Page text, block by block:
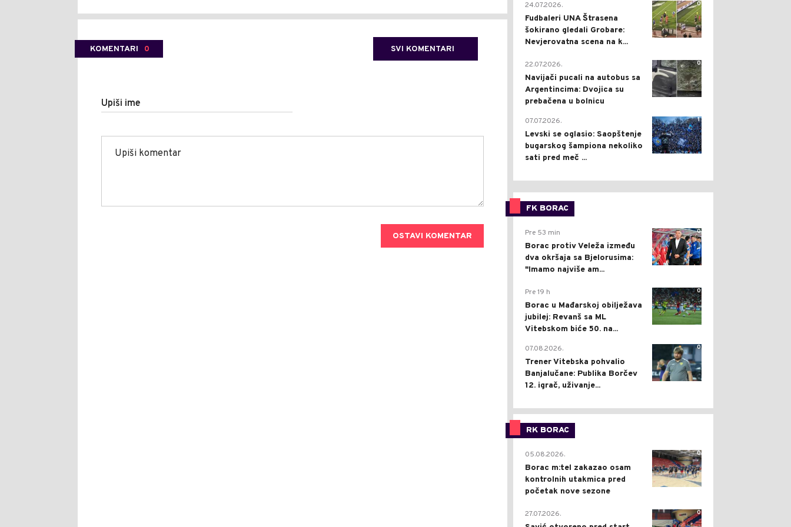
KOMENTARI 0 SVI KOMENTARI
Upiši ime
OSTAVI KOMENTAR
0
24.07.2026.
Fudbaleri UNA Štrasena
šokirano gledali Grobare:
Nevjerovatna scena na k...
0
22.07.2026.
Navijači pucali na autobus sa
Argentincima: Dvojica su
prebačena u bolnicu
1
07.07.2026.
Levski se oglasio: Saopštenje
bugarskog šampiona nekoliko
sati pred meč ...
FK BORAC
0
Pre 53 min
Borac protiv Veleža između
dva okršaja sa Bjelorusima:
"Imamo najviše am...
0
Pre 19 h
Borac u Mađarskoj obilježava
jubilej: Revanš sa ML
Vitebskom biće 50. na...
0
07.08.2026.
Trener Vitebska pohvalio
Banjalučane: Publika Borčev
12. igrač, uživanje...
RK BORAC
0
05.08.2026.
Borac m:tel zakazao osam
kontrolnih utakmica pred
početak nove sezone
0
27.07.2026.